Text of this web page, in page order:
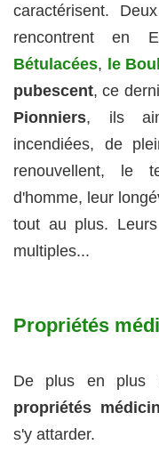
caractérisent.
rencontrent en
Bétulacées, le
pubescent, ce
Pionniers, ils
incendiées, de
renouvellent, le
d'homme, leur
tout au plus.
multiples...
Propriétés
De plus en plus
propriétés
s'y attarder.